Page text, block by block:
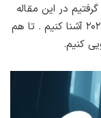
در این مقاله
شما را با تعدادی از بهترین بازی های اندروید ۲۰۲۰ آشنا کنیم . تا هم
کنیم.